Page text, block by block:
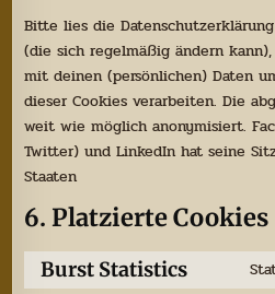
Bitte lies die
(die sich regelmäßig ändern
mit deinen (persönlichen) Daten
dieser Cookies verarbeiten. Die
weit wie möglich anonymisiert.
Twitter) und LinkedIn hat seine
Staaten
6. Platzierte Cookies
Burst Statistics